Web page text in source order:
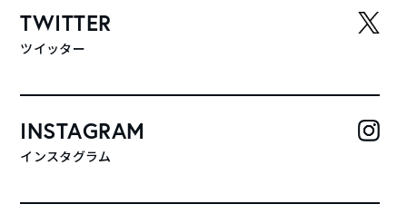
TWITTER
ツイッター
INSTAGRAM
インスタグラム